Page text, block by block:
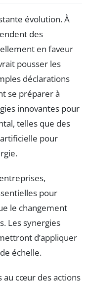
évolution. À
des
en faveur
pousser les
déclarations
se préparer à
innovantes pour
telles que des
pour
pour
le changement
Les synergies
d’appliquer
échelle.
au cœur des actions